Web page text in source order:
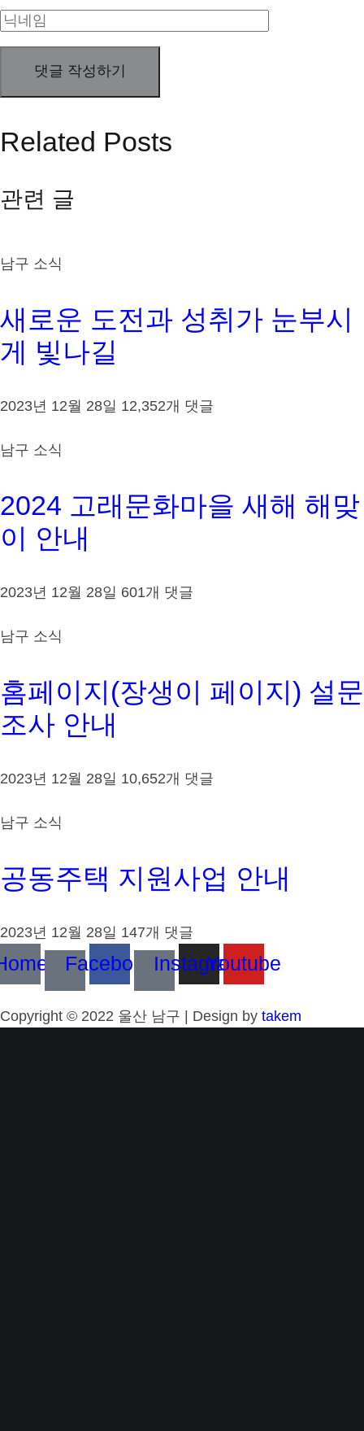
Related Posts
관련 글
남구 소식
새로운 도전과 성취가 눈부시
게 빛나길
2023년 12월 28일 12,352개 댓글
남구 소식
2024 고래문화마을 새해 해맞
이 안내
2023년 12월 28일 601개 댓글
남구 소식
홈페이지(장생이 페이지) 설문
조사 안내
2023년 12월 28일 10,652개 댓글
남구 소식
공동주택 지원사업 안내
2023년 12월 28일 147개 댓글
Facebook InstagramYoutube
Copyright © 2022 울산 남구 | Design by takem